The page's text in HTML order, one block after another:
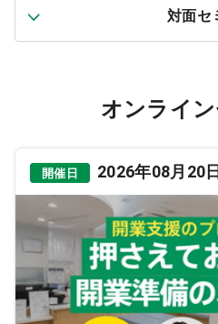
コンサルタント
施工事例
開業セミナー
個別相談会
対面セ
オンライ
開催日 2026年08月20